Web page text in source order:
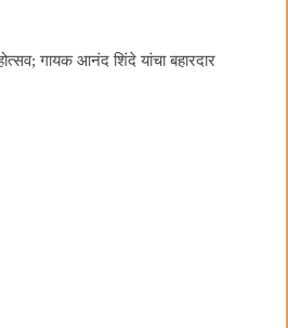
गायक आनंद शिंदे यांचा बहारदार